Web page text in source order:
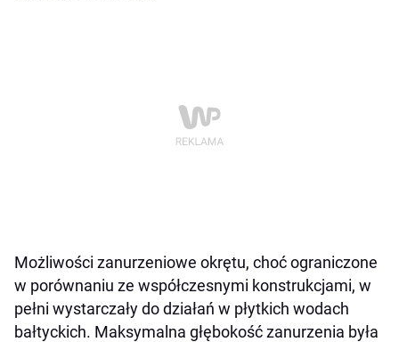
Możliwości zanurzeniowe okrętu, choć ograniczone
w porównaniu ze współczesnymi konstrukcjami, w
pełni wystarczały do działań w płytkich wodach
bałtyckich. Maksymalna głębokość zanurzenia była